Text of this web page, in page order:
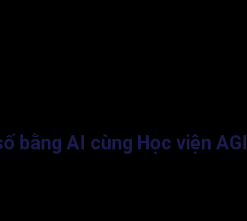
bằng AI cùng Học viện AGI